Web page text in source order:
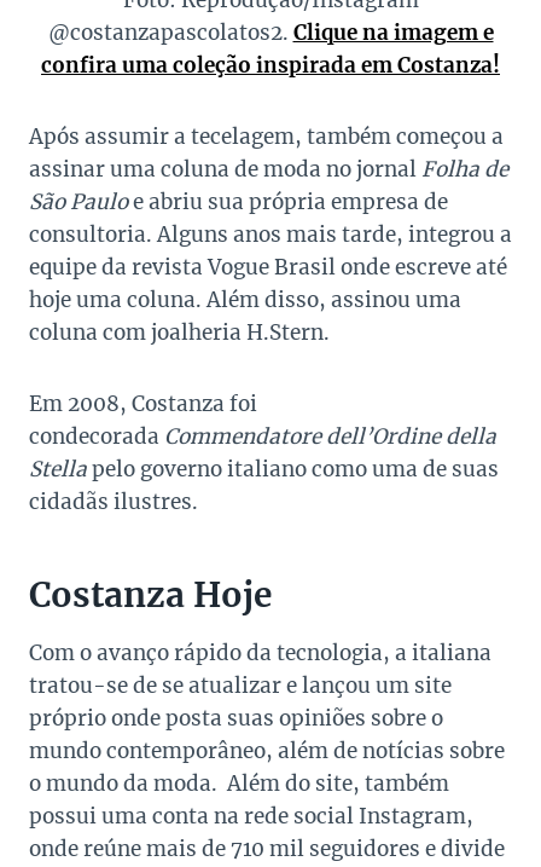
@costanzapascolatos2. Clique na imagem e
confira uma coleção inspirada em Costanza!
Após assumir a tecelagem, também começou a
assinar uma coluna de moda no jornal Folha de
São Pauloe abriu sua própria empresa de
consultoria. Alguns anos mais tarde, integrou a
equipe da revista Vogue Brasil onde escreve até
hoje uma coluna. Além disso, assinou uma
coluna com joalheria H.Stern.
Em 2008, Costanza foi
condecorada Commendatore dell’Ordine della
Stellapelo governo italiano como uma de suas
cidadãs ilustres.
Costanza Hoje
Com o avanço rápido da tecnologia, a italiana
tratou-se de se atualizar e lançou um site
próprio onde posta suas opiniões sobre o
mundo contemporâneo, além de notícias sobre
o mundo da moda. Além do site, também
possui uma conta na rede social Instagram,
onde reúne mais de 710 mil seguidores e divide